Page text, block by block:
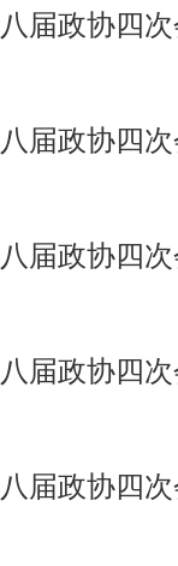
届政协四
届政协四
届政协四
届政协四
届政协四